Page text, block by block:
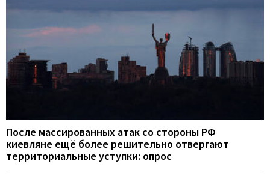
После массированных атак со стороны РФ
киевляне ещё более решительно отвергают
территориальные уступки: опрос